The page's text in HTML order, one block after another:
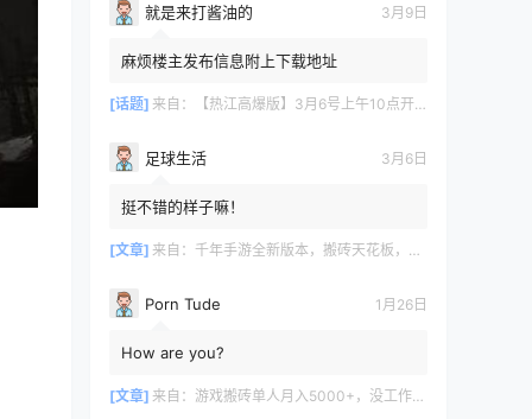
就是来打酱油的 3月9日
麻烦楼主发布信息附上下载地址
[话题] 来自： 【热江高爆版】3月6号上午10点开服
足球生活 3月6日
挺不错的样子嘛！
[文章] 来自： 千年手游全新版本，搬砖天花板，闭着眼都能赚！
Porn Tude 1月26日
How are you?
[文章] 来自： 游戏搬砖单人月入5000+，没工作在家一个人就能做